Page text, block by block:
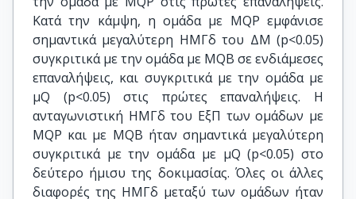
Κατά την κάμψη, η ομάδα με ΜQΡ εμφάνισε
σημαντικά μεγαλύτερη ΗΜΓδ του ΔΜ (p<0.05)
συγκριτικά με την ομάδα με ΜQΒ σε ενδιάμεσες
επαναλήψεις, και συγκριτικά με την ομάδα με
μQ (p<0.05) στις πρώτες επαναλήψεις. Η
ανταγωνιστική ΗΜΓδ του ΕξΠ των ομάδων με
ΜQΡ και με ΜQΒ ήταν σημαντικά μεγαλύτερη
συγκριτικά με την ομάδα με μQ (p<0.05) στο
δεύτερο ήμισυ της δοκιμασίας. Όλες οι άλλες
διαφορές της ΗΜΓδ μεταξύ των ομάδων ήταν